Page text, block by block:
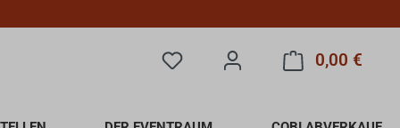
Du hast 0 Produkte auf dem
0,00 €